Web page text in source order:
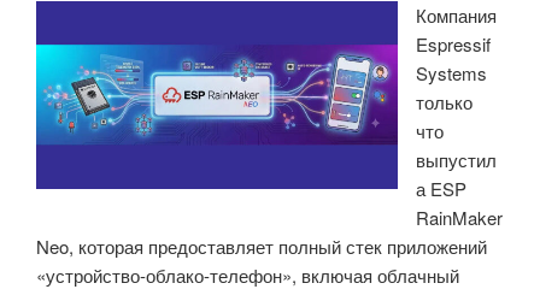
Компания
Espressif
Systems
только
что
выпустил
а ESP
RainMaker
Neo, которая предоставляет полный стек приложений
«устройство-облако-телефон», включая облачный